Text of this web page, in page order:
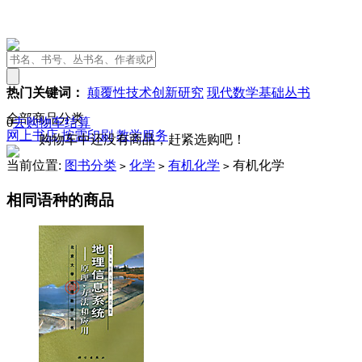
热门关键词： 颠覆性技术创新研究 现代数学基础丛书
0去购物车结算
购物车中还没有商品，赶紧选购吧！
全部商品分类
网上书店按需印刷 教学服务
当前位置: 图书分类 > 化学 > 有机化学 > 有机化学
相同语种的商品